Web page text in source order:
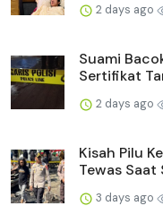
2 days ago
Suami
Sertifikat
2 days ago
Kisah Pilu
Tewas Saat
3 days ago